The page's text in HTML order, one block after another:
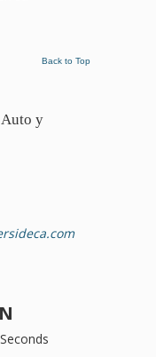
Back to Top
Auto y